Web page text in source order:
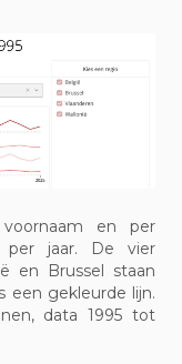
en per
per jaar. De vier
en Brussel staan
een gekleurde lijn.
data 1995 tot